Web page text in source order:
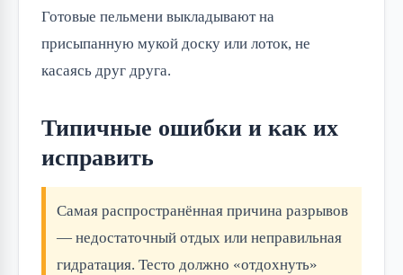
Готовые пельмени выкладывают на
присыпанную мукой доску или лоток, не
касаясь друг друга.
Типичные ошибки и как их
исправить
Самая распространённая причина разрывов
— недостаточный отдых или неправильная
гидратация. Тесто должно «отдохнуть»